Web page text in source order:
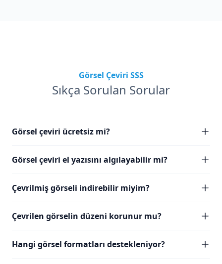
Görsel Çeviri SSS
Sıkça Sorulan Sorular
Görsel çeviri ücretsiz mi?
Görsel çeviri el yazısını algılayabilir mi?
Çevrilmiş görseli indirebilir miyim?
Çevrilen görselin düzeni korunur mu?
Hangi görsel formatları destekleniyor?